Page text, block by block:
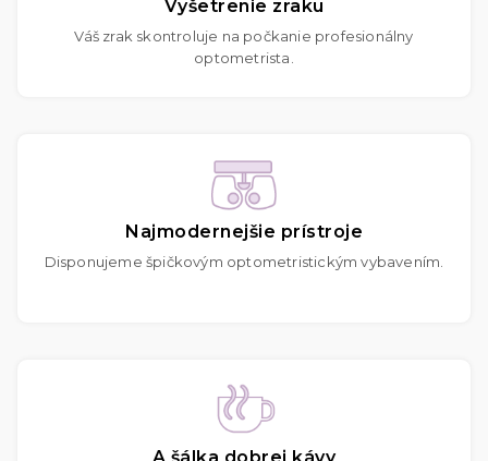
Vyšetrenie zraku
Váš zrak skontroluje na počkanie profesionálny
optometrista.
Najmodernejšie prístroje
Disponujeme špičkovým optometristickým vybavením.